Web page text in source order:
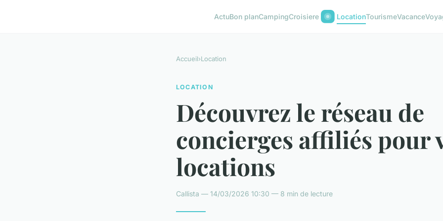
ActuBon planCampingCroisiere LocationTourismeVacance
Accueil›Location
LOCATION
Découvrez le réseau de
concierges affiliés pour
locations
Callista — 14/03/2026 10:30 — 8 min de lecture